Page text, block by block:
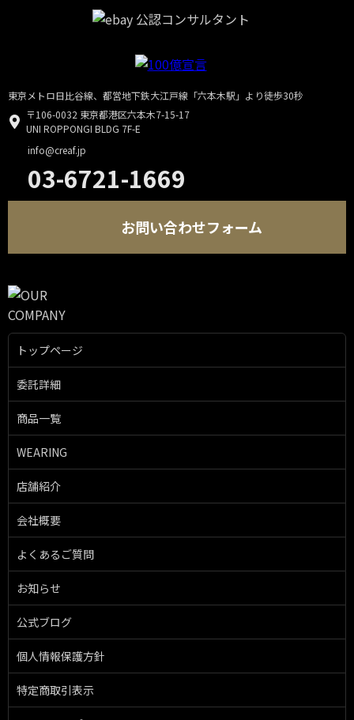
東京メトロ日比谷線、都営地下鉄大江戸線「六本木駅」より徒歩30秒
〒106-0032 東京都港区六本木7-15-17
UNI ROPPONGI BLDG 7F-E
info@creaf.jp
03-6721-1669
お問い合わせフォーム
トップページ
委託詳細
商品一覧
WEARING
店舗紹介
会社概要
よくあるご質問
お知らせ
公式ブログ
個人情報保護方針
特定商取引表示